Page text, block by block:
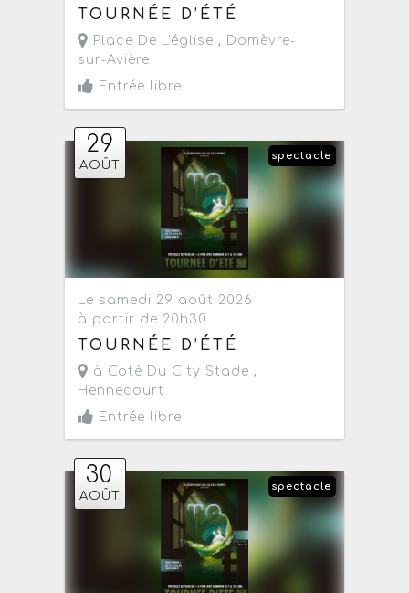
TOURNÉE D’ÉTÉ
Place De L'église , Domèvre-
sur-Avière
Entrée libre
29
AOÛT
spectacle
Le samedi 29 août 2026
à partir de 20h30
TOURNÉE D’ÉTÉ
à Coté Du City Stade ,
Hennecourt
Entrée libre
30
AOÛT
spectacle